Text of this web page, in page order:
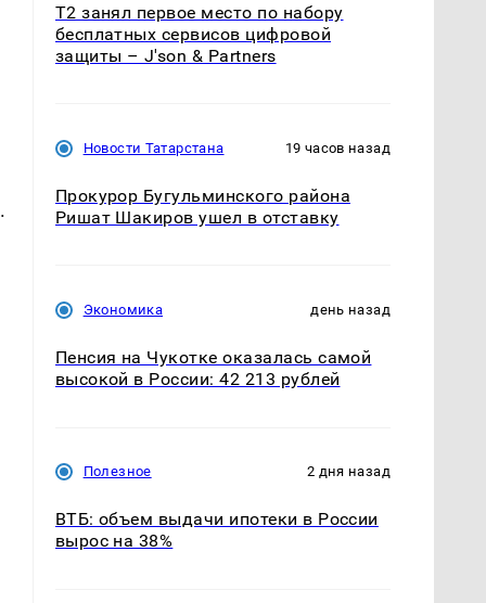
Т2 занял первое место по набору
бесплатных сервисов цифровой
защиты – J'son & Partners
Новости Татарстана 19 часов назад
Прокурор Бугульминского района
Ришат Шакиров ушел в отставку
Экономика день назад
Пенсия на Чукотке оказалась самой
высокой в России: 42 213 рублей
Полезное 2 дня назад
ВТБ: объем выдачи ипотеки в России
вырос на 38%